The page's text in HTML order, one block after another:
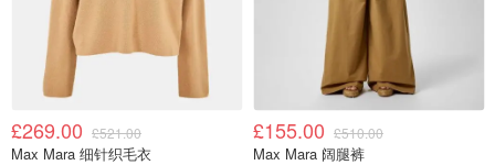
£269.00 £521.00
Max Mara 细针织毛衣
£155.00 £510.00
Max Mara 阔腿裤